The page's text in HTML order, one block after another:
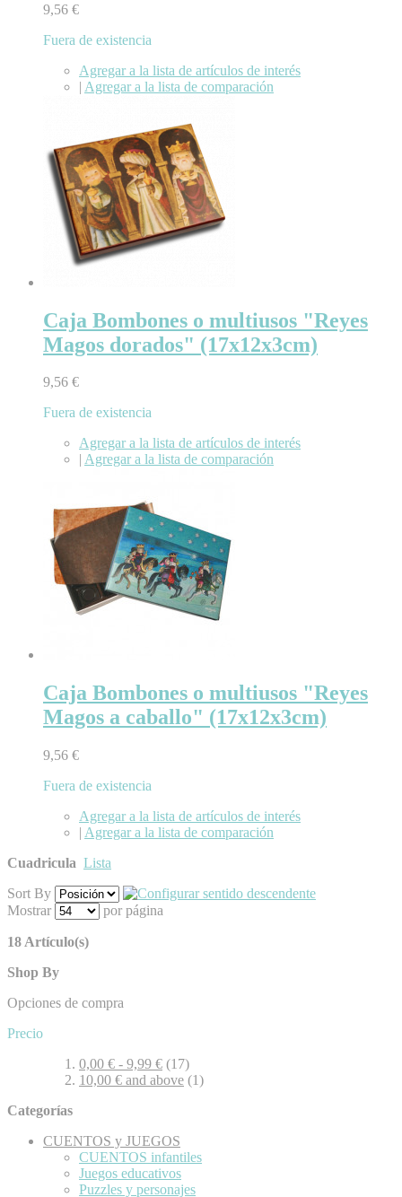
9,56 €
Fuera de existencia
Agregar a la lista de artículos de interés
| Agregar a la lista de comparación
Caja Bombones o multiusos "Reyes
Magos dorados" (17x12x3cm)
9,56 €
Fuera de existencia
Agregar a la lista de artículos de interés
| Agregar a la lista de comparación
Caja Bombones o multiusos "Reyes
Magos a caballo" (17x12x3cm)
9,56 €
Fuera de existencia
Agregar a la lista de artículos de interés
| Agregar a la lista de comparación
Cuadricula Lista
Sort By
Mostrar
por página
18 Artículo(s)
Shop By
Opciones de compra
Precio
0,00 € - 9,99 € (17)
10,00 € and above (1)
Categorías
CUENTOS y JUEGOS
CUENTOS infantiles
Juegos educativos
Puzzles y personajes